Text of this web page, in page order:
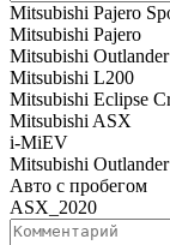
Mitsubishi Pajero
Mitsubishi Pajero
Mitsubishi
Mitsubishi L200
Mitsubishi Eclipse
Mitsubishi ASX
i-MiEV
Mitsubishi Outlander
Авто с пробегом
ASX_2020